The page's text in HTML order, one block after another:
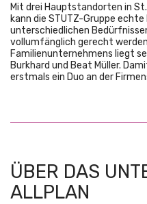
Mit drei Hauptstandorten in
kann die STUTZ-Gruppe
unterschiedlichen
vollumfänglich gerecht
Familienunternehmens liegt
Burkhard und Beat Müller.
erstmals ein Duo an der
ÜBER DAS
ALLPLAN